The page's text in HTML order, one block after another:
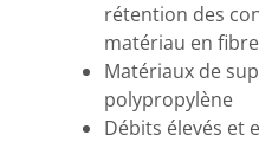
rétention des
matériau en
Matériaux de
polypropylène
Débits élevés et